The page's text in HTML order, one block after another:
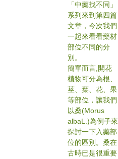
「中藥找不同」
系列來到第四篇
文章，今次我們
一起來看看藥材
部位不同的分
別。
簡單而言,開花
植物可分為根、
莖、葉、花、果
等部位，讓我們
以桑(Morus
albaL.)為例子來
探討一下入藥部
位的區別。桑在
古時已是很重要